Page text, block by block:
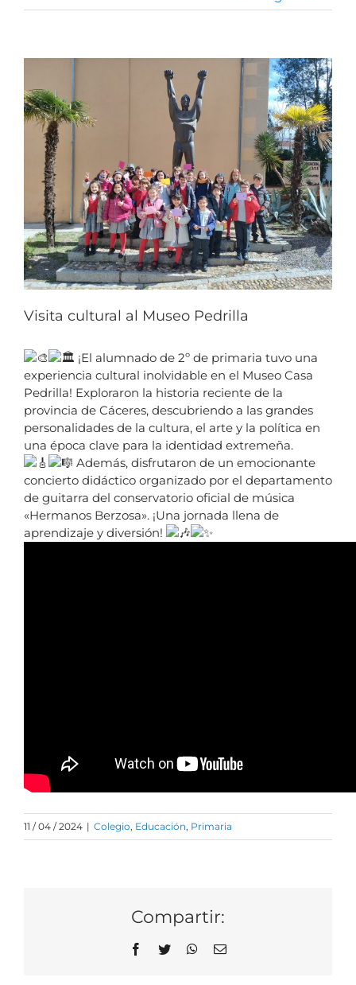
más
grande
Visita cultural al Museo Pedrilla
¡El alumnado de 2º de primaria tuvo una
experiencia cultural inolvidable en el Museo Casa
Pedrilla! Exploraron la historia reciente de la
provincia de Cáceres, descubriendo a las grandes
personalidades de la cultura, el arte y la política en
una época clave para la identidad extremeña.
Además, disfrutaron de un emocionante
concierto didáctico organizado por el departamento
de guitarra del conservatorio oficial de música
«Hermanos Berzosa». ¡Una jornada llena de
aprendizaje y diversión!
11 / 04 / 2024 | Colegio, Educación, Primaria
Compartir:
Facebook
Twitter WhatsApp
Correo